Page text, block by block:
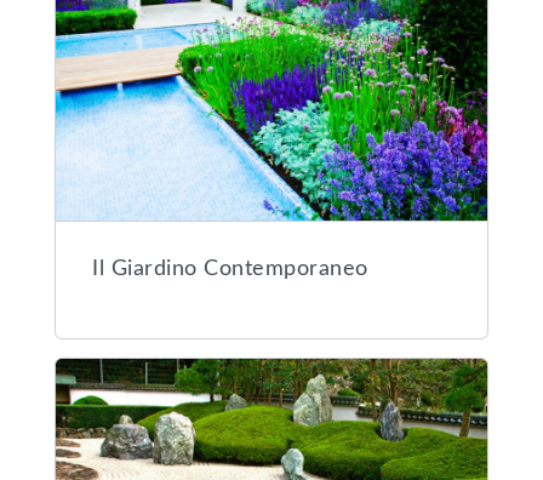
Il Giardino Contemporaneo